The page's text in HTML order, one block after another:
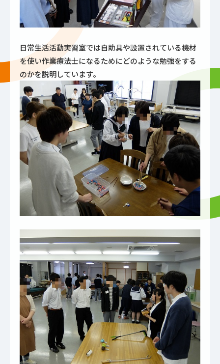
日常生活活動実習室では自助具や設置されている機材
を使い作業療法士になるためにどのような勉強をする
のかを説明しています。